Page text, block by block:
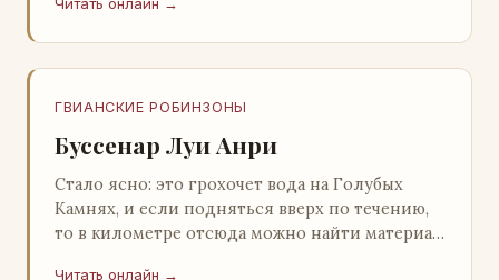
Александровна ОСЕЕВ…
ГВИАНСКИЕ РОБИНЗОНЫ
Буссенар Луи Анри
Стало ясно: это грохочет вода на Голубых
Камнях, и если подняться вверх по течению,
то в километре отсюда можно найти материал
Читать онлайн →